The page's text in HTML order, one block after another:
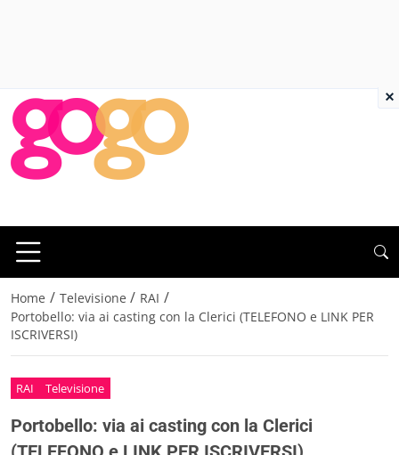
Home / Televisione / RAI /
Portobello: via ai casting con la Clerici (TELEFONO e LINK PER
ISCRIVERSI)
RAI Televisione
Portobello: via ai casting con la Clerici
×